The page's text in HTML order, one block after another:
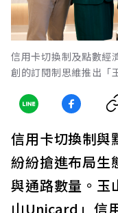
信用卡切換制及點數經
創的訂閱制思維推出「
信用卡切換制與
紛紛搶進布局生
與通路數量。玉
山Unicard」信